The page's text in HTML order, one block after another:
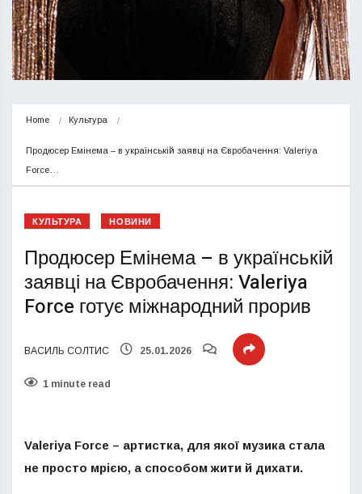
Home Культура
Продюсер Емінема – в українській заявці на Євробачення: Valeriya
Force…
КУЛЬТУРА НОВИНИ
Продюсер Емінема – в українській
заявці на Євробачення: Valeriya
Force готує міжнародний прорив
ВАСИЛЬ СОЛТИС 25.01.2026
1 minute read
Valeriya Force – артистка, для якої музика стала
не просто мрією, а способом жити й дихати.